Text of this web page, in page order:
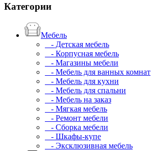
Категории
Мебель
- Детская мебель
- Корпусная мебель
- Магазины мебели
- Мебель для ванных комнат
- Мебель для кухни
- Мебель для спальни
- Мебель на заказ
- Мягкая мебель
- Ремонт мебели
- Сборка мебели
- Шкафы-купе
- Эксклюзивная мебель